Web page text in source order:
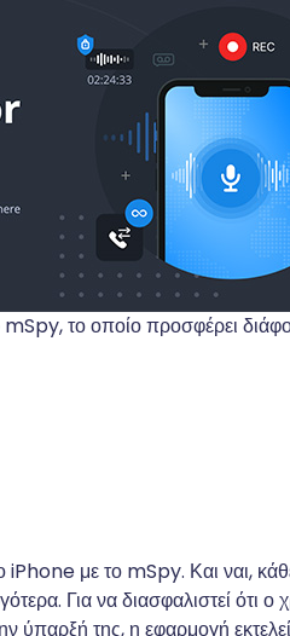
το οποίο προσφέρει
iPhone με το mSpy. Και ναι,
Για να διασφαλιστεί ότι ο
ύπαρξή της, η εφαρμογή